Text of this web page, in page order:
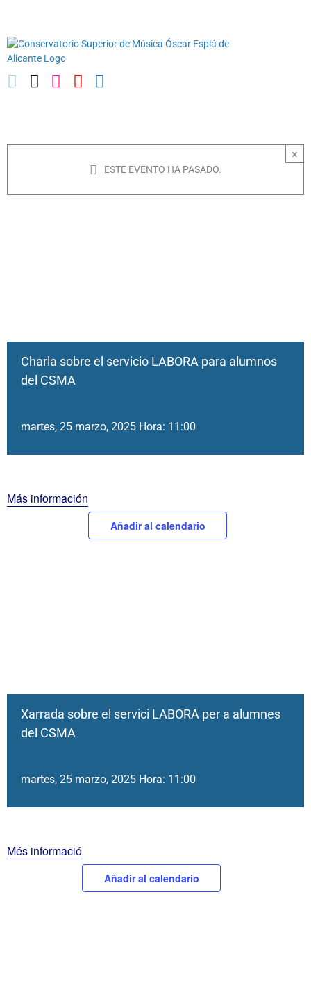
contenido
×
ESTE EVENTO HA PASADO.
Charla sobre el servicio LABORA para alumnos
del CSMA
martes, 25 marzo, 2025 Hora: 11:00
Más información
Añadir al calendario
Xarrada sobre el servici LABORA per a alumnes
del CSMA
martes, 25 marzo, 2025 Hora: 11:00
Més informació
Añadir al calendario